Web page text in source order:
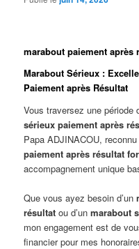
marabout paiement après
Marabout Sérieux :
Paiement après Résultat
Vous traversez une
sérieux paiement après
Papa ADJINACOU,
paiement après résultat
accompagnement unique
Que vous ayez besoin d’un
résultat ou d’unmarabout
mon engagement est de
financier pour mes